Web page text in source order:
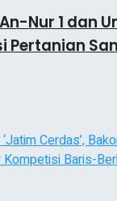
Nur 1 dan
Pertanian